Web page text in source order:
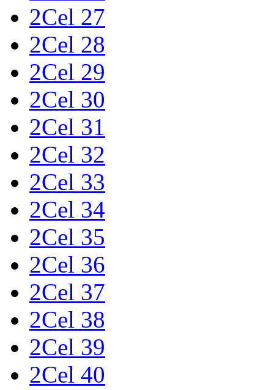
2Cel 27
2Cel 28
2Cel 29
2Cel 30
2Cel 31
2Cel 32
2Cel 33
2Cel 34
2Cel 35
2Cel 36
2Cel 37
2Cel 38
2Cel 39
2Cel 40